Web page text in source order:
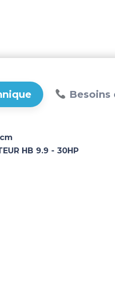
Besoins
HB 9.9 - 30HP